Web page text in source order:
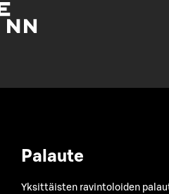
Palaute
Yksittäisten ravintoloiden